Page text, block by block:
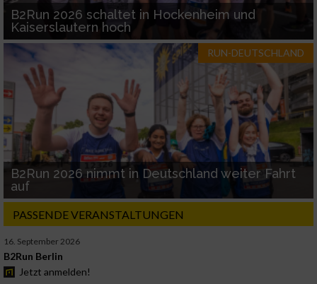
B2Run 2026 schaltet in Hockenheim und
Kaiserslautern hoch
RUN-DEUTSCHLAND
B2Run 2026 nimmt in Deutschland weiter Fahrt
auf
PASSENDE VERANSTALTUNGEN
16. September 2026
B2Run Berlin
Jetzt anmelden!